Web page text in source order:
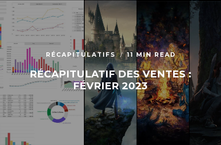
RÉCAPITULATIFS 11 MIN READ
RÉCAPITULATIF DES VENTES :
FÉVRIER 2023